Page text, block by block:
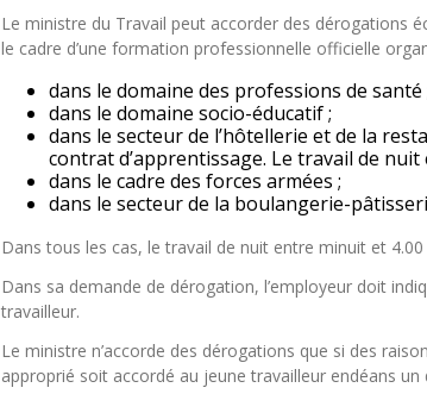
Le ministre du Travail peut accorder des dérogations
le cadre d’une formation professionnelle officielle
dans le domaine des professions de santé
dans le domaine socio-éducatif ;
dans le secteur de l’hôtellerie et de la
contrat d’apprentissage. Le travail de
dans le cadre des forces armées ;
dans le secteur de la boulangerie-
Dans tous les cas, le travail de nuit entre minuit et
Dans sa demande de dérogation, l’employeur doit
travailleur.
Le ministre n’accorde des dérogations que si des
approprié soit accordé au jeune travailleur endéans